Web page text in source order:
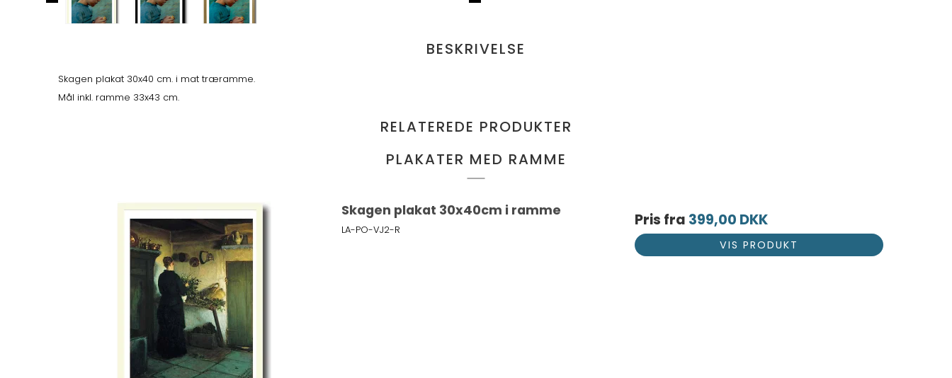
BESKRIVELSE
Skagen plakat 30x40 cm. i mat træramme.
Mål inkl. ramme 33x43 cm.
RELATEREDE PRODUKTER
PLAKATER MED RAMME
Skagen plakat 30x40cm i ramme
LA-PO-VJ2-R Pris fra 399,00 DKK
VIS PRODUKT